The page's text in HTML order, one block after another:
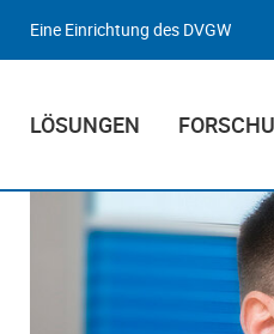
LÖSUNGEN
Eine Einrichtung des DVGW